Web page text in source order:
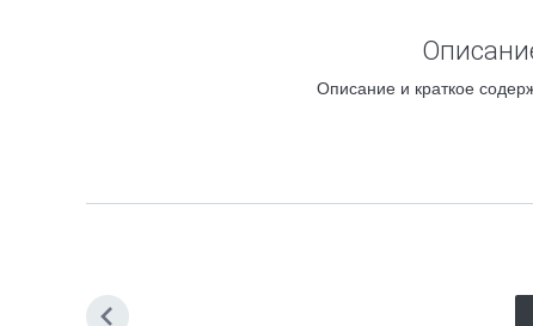
Описание и краткое